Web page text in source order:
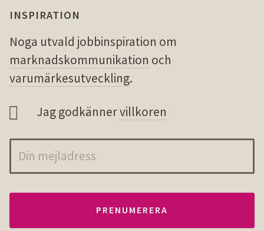
INSPIRATION
Noga utvald jobbinspiration om
marknadskommunikation och
varumärkesutveckling.
Jag godkännervillkoren